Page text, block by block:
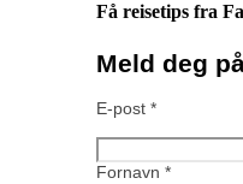
Få reisetips fra
Meld deg
E-post *
Fornavn *